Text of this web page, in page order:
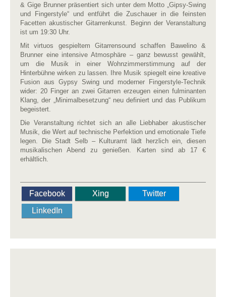
& Gige Brunner präsentiert sich unter dem Motto „Gipsy-Swing
und Fingerstyle“ und entführt die Zuschauer in die feinsten
Facetten akustischer Gitarrenkunst. Beginn der Veranstaltung
ist um 19:30 Uhr.
Mit virtuos gespieltem Gitarrensound schaffen Bawelino &
Brunner eine intensive Atmosphäre – ganz bewusst gewählt,
um die Musik in einer Wohnzimmerstimmung auf der
Hinterbühne wirken zu lassen. Ihre Musik spiegelt eine kreative
Fusion aus Gypsy Swing und moderner Fingerstyle-Technik
wider: 20 Finger an zwei Gitarren erzeugen einen fulminanten
Klang, der „Minimalbesetzung“ neu definiert und das Publikum
begeistert.
Die Veranstaltung richtet sich an alle Liebhaber akustischer
Musik, die Wert auf technische Perfektion und emotionale Tiefe
legen. Die Stadt Selb – Kulturamt lädt herzlich ein, diesen
musikalischen Abend zu genießen. Karten sind ab 17 €
erhältlich.
Facebook Xing
Twitter
LinkedIn